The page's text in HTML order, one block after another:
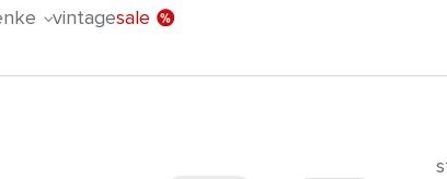
vintagesale